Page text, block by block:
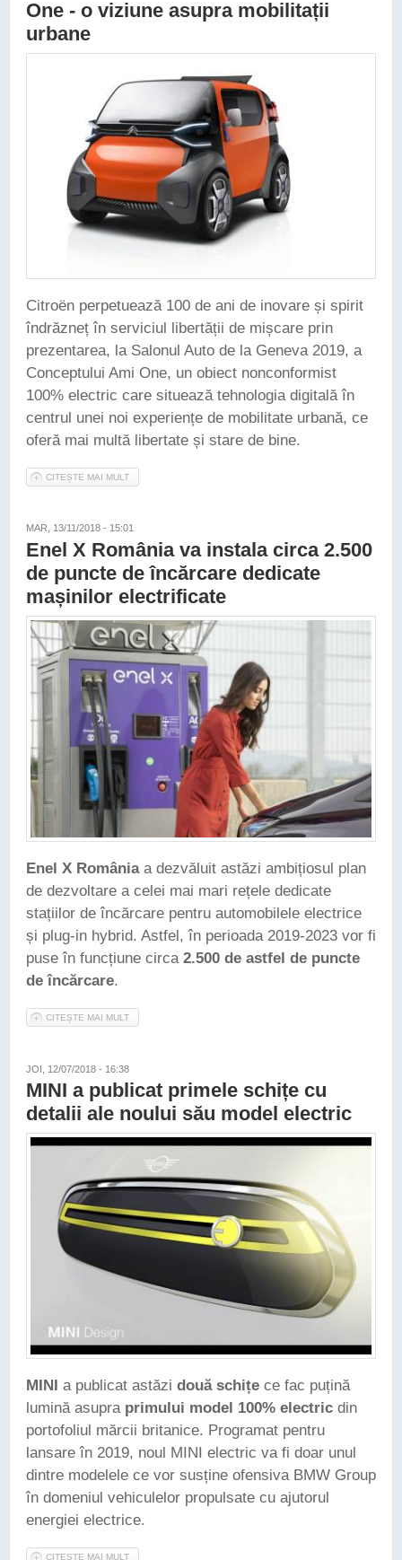
One - o viziune asupra mobilitații
urbane
Citroën perpetuează 100 de ani de inovare și spirit
îndrăzneț în serviciul libertății de mișcare prin
prezentarea, la Salonul Auto de la Geneva 2019, a
Conceptului Ami One, un obiect nonconformist
100% electric care situează tehnologia digitală în
centrul unei noi experiențe de mobilitate urbană, ce
oferă mai multă libertate și stare de bine.
CITEȘTE MAI MULT
MAR, 13/11/2018 - 15:01
Enel X România va instala circa 2.500
de puncte de încărcare dedicate
mașinilor electrificate
Enel X Româniaa dezvăluit astăzi ambițiosul plan
de dezvoltare a celei mai mari rețele dedicate
stațiilor de încărcare pentru automobilele electrice
și plug-in hybrid. Astfel, în perioada 2019-2023 vor fi
puse în funcțiune circa 2.500 de astfel de puncte
de încărcare.
CITEȘTE MAI MULT
JOI, 12/07/2018 - 16:38
MINI a publicat primele schițe cu
detalii ale noului său model electric
MINI a publicat astăzi două schițe ce fac puțină
lumină asupra primului model 100% electric din
portofoliul mărcii britanice. Programat pentru
lansare în 2019, noul MINI electric va fi doar unul
dintre modelele ce vor susține ofensiva BMW Group
în domeniul vehiculelor propulsate cu ajutorul
energiei electrice.
CITEȘTE MAI MULT